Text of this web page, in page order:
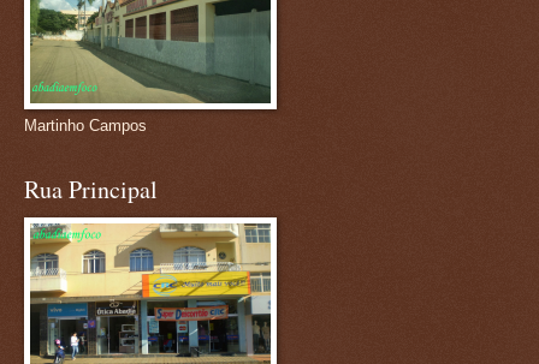
Martinho Campos
Rua Principal